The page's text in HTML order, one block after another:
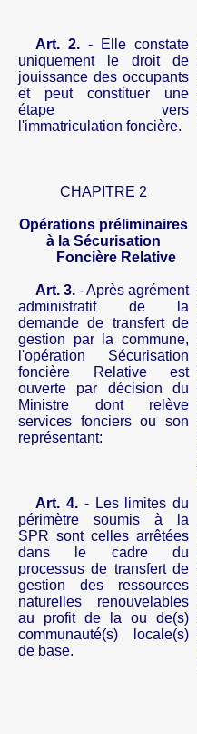
Art. 2.- Elle constate
uniquement le droit de
jouissance des occupants
et peut constituer une
étape vers
l'immatriculation foncière.
CHAPITRE 2
Opérations préliminaires
à la Sécurisation
Foncière Relative
Art. 3.- Après agrément
administratif de la
demande de transfert de
gestion par la commune,
l'opération Sécurisation
foncière Relative est
ouverte par décision du
Ministre dont relève
services fonciers ou son
représentant:
Art. 4.- Les limites du
périmètre soumis à la
SPR sont celles arrêtées
dans le cadre du
processus de transfert de
gestion des ressources
naturelles renouvelables
au profit de la ou de(s)
communauté(s) locale(s)
de base.